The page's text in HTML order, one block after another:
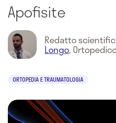
Apofisite
Redatto
Longo,
ORTOPEDIA E TRAUMATOLOGIA